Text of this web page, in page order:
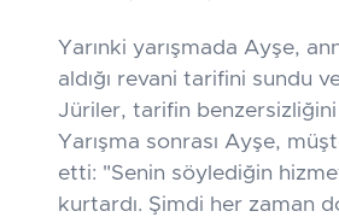
Yarınki yarışmada Ayşe,
aldığı revani tarifini sundu
Jüriler, tarifin
Yarışma sonrası Ayşe,
etti: "Senin söylediğin
kurtardı. Şimdi her zaman